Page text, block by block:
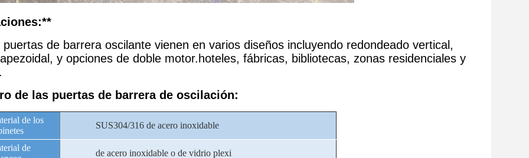
puertas de barrera oscilante vienen en varios diseños incluyendo redondeado vertical,
y opciones de doble motor.hoteles, fábricas, bibliotecas, zonas residenciales y
de las puertas de barrera de oscilación:
de los
SUS304/316 de acero inoxidable
de
de acero inoxidable o de vidrio plexi